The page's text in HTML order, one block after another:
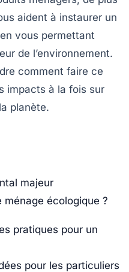
aident à instaurer un
vous permettant
de l’environnement.
comment faire ce
impacts à la fois sur
planète.
majeur
ménage écologique ?
pratiques pour un
pour les particuliers